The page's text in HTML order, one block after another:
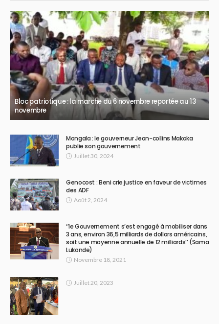
Bloc patriotique : la marche du 6 novembre reportée au 13
novembre
Mongala : le gouverneur Jean-collins Makaka
publie son gouvernement
Juillet 30, 2024
Genocost : Beni crie justice en faveur de victimes
des ADF
Août 2, 2024
‘’le Gouvernement s’est engagé à mobiliser dans
3 ans, environ 36,5 milliards de dollars américains,
soit une moyenne annuelle de 12 milliards’’ (Sama
Lukonde)
Novembre 18, 2021
Juillet 20, 2023